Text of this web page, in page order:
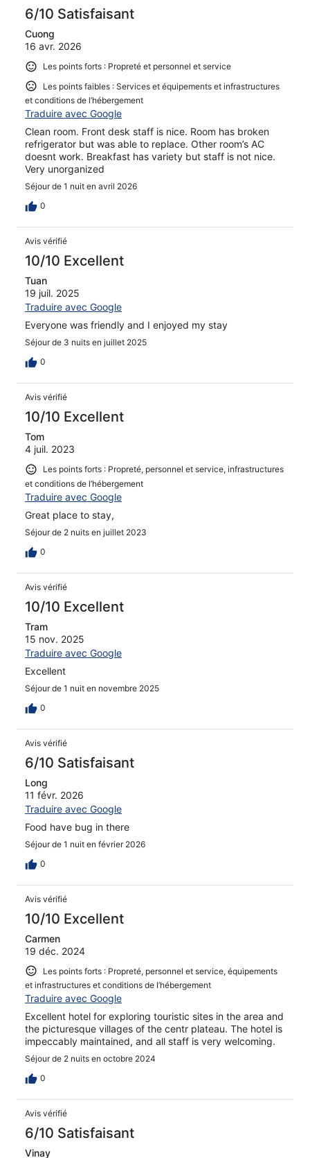
6/10 Satisfaisant
Cuong
16 avr. 2026
Les points forts : Propreté et personnel et service
Les points faibles : Services et équipements et infrastructures
et conditions de l’hébergement
Traduire avec Google
Clean room. Front desk staff is nice. Room has broken
refrigerator but was able to replace. Other room’s AC
doesnt work. Breakfast has variety but staff is not nice.
Very unorganized
Séjour de 1 nuit en avril 2026
0
Avis vérifié
10/10 Excellent
Tuan
19 juil. 2025
Traduire avec Google
Everyone was friendly and I enjoyed my stay
Séjour de 3 nuits en juillet 2025
0
Avis vérifié
10/10 Excellent
Tom
4 juil. 2023
Les points forts : Propreté, personnel et service, infrastructures
et conditions de l’hébergement
Traduire avec Google
Great place to stay,
Séjour de 2 nuits en juillet 2023
0
Avis vérifié
10/10 Excellent
Tram
15 nov. 2025
Traduire avec Google
Excellent
Séjour de 1 nuit en novembre 2025
0
Avis vérifié
6/10 Satisfaisant
Long
11 févr. 2026
Traduire avec Google
Food have bug in there
Séjour de 1 nuit en février 2026
0
Avis vérifié
10/10 Excellent
Carmen
19 déc. 2024
Les points forts : Propreté, personnel et service, équipements
et infrastructures et conditions de l’hébergement
Traduire avec Google
Excellent hotel for exploring touristic sites in the area and
the picturesque villages of the centr plateau. The hotel is
impeccably maintained, and all staff is very welcoming.
Séjour de 2 nuits en octobre 2024
0
Avis vérifié
6/10 Satisfaisant
Vinay